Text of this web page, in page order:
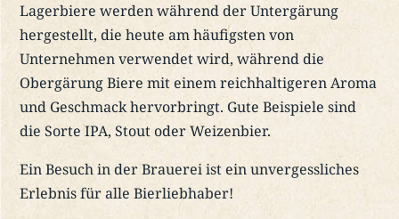
Lagerbiere werden während der Untergärung
hergestellt, die heute am häufigsten von
Unternehmen verwendet wird, während die
Obergärung Biere mit einem reichhaltigeren Aroma
und Geschmack hervorbringt. Gute Beispiele sind
die Sorte IPA, Stout oder Weizenbier.
Ein Besuch in der Brauerei ist ein unvergessliches
Erlebnis für alle Bierliebhaber!